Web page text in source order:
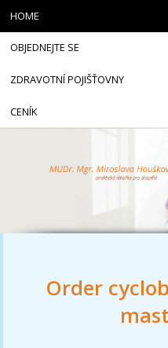
Order
HOME
OBJEDNEJTE SE
ZDRAVOTNÍ POJIŠŤOVNY
CENÍK